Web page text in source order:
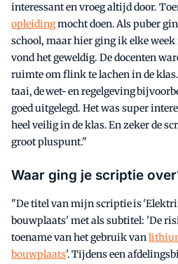
interessant en vroeg altijd door.
opleidingmocht doen. Als puber
school, maar hier ging ik elke
vond het geweldig. De docenten
ruimte om flink te lachen in de
taai, de wet- en regelgeving
goed uitgelegd. Het was super
heel veilig in de klas. En zeker de
groot pluspunt."
Waar ging je scriptie
"De titel van mijn scriptie is
bouwplaats' met als subtitel: 'De
toename van het gebruik van
bouwplaats'. Tijdens een